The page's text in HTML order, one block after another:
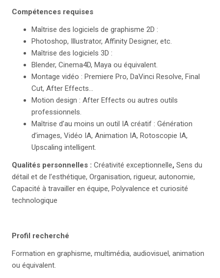
Compétences requises
Maîtrise des logiciels de graphisme 2D :
Photoshop, Illustrator, Affinity Designer, etc.
Maîtrise des logiciels 3D :
Blender, Cinema4D, Maya ou équivalent.
Montage vidéo : Premiere Pro, DaVinci Resolve, Final
Cut, After Effects…
Motion design : After Effects ou autres outils
professionnels.
Maîtrise d’au moins un outil IA créatif : Génération
d’images, Vidéo IA, Animation IA, Rotoscopie IA,
Upscaling intelligent.
Qualités personnelles : Créativité exceptionnelle, Sens du
détail et de l’esthétique, Organisation, rigueur, autonomie,
Capacité à travailler en équipe, Polyvalence et curiosité
technologique
Profil recherché
Formation en graphisme, multimédia, audiovisuel, animation
ou équivalent.